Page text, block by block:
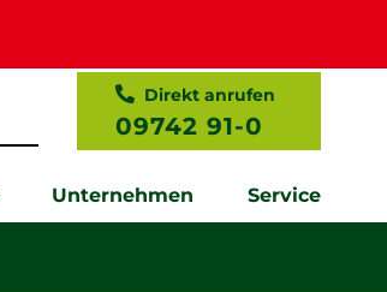
Direkt anrufen
09742 91-0
Unternehmen Service